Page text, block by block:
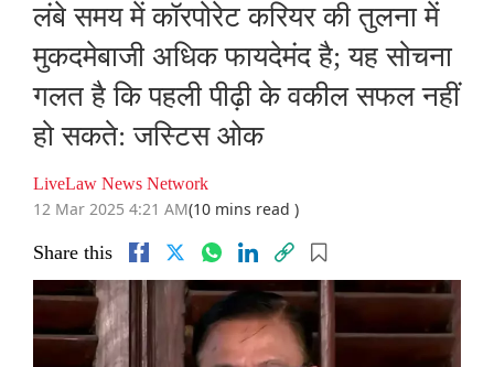
लंबे समय में कॉरपोरेट करियर की तुलना में
मुकदमेबाजी अधिक फायदेमंद है; यह सोचना
गलत है कि पहली पीढ़ी के वकील सफल नहीं
हो सकते: जस्टिस ओक
LiveLaw News Network
12 Mar 2025 4:21 AM(10 mins read )
Share this